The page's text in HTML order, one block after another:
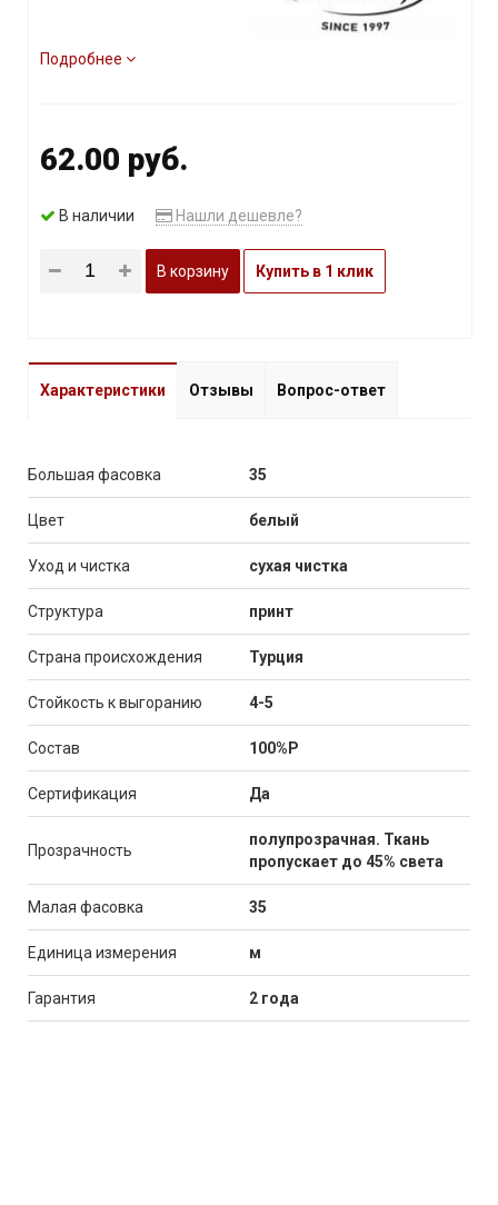
Подробнее
62.00 руб.
В наличии Нашли дешевле?
В корзину Купить в 1 клик
Характеристики Отзывы Вопрос-ответ
Большая фасовка 35
Цвет белый
Уход и чистка сухая чистка
Структура принт
Страна происхождения Турция
Стойкость к выгоранию 4-5
Состав 100%P
Сертификация Да
Прозрачность
полупрозрачная. Ткань
пропускает до 45% света
Малая фасовка 35
Единица измерения м
Гарантия 2 года